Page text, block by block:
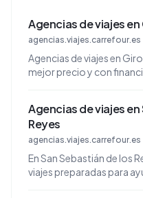
Agencias de viajes
agencias.viajes.carrefour.es
Agencias de viajes en
mejor precio y con
Agencias de viajes
Reyes
agencias.viajes.carrefour.es
En San Sebastián de los
viajes preparadas para